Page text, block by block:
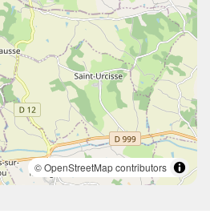
© OpenStreetMap contributors